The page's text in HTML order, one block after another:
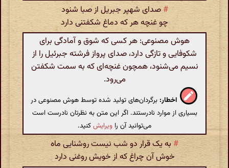
# صدای شهپر جبریل از صبا شنود
چو غنچه هر که دماغ شکفتنی دارد
هوش مصنوعی: هر کسی که شوق و آمادگی برای
شکوفایی و تازگی دارد، صدای پرواز فرشته جبرئیل را از
نسیم می‌شنود، همچون غنچه‌ای که به سمت شکفتن
می‌رود.
اخطار: برگردان‌های تولید شده توسط هوش مصنوعی در
بسیاری از موارد نادرستند. اگر این متن به نظرتان نادرست است
می‌توانید آن را ویرایشکنید.
# به یک قرار دو شب نیست روشنایی ماه
خوش آن چراغ که از خویش روغنی دارد